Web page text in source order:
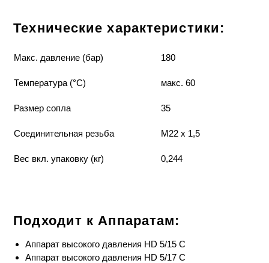
Технические характеристики:
Макс. давление (бар) 180
Температура (°C) макс. 60
Размер сопла 35
Соединительная резьба M22 x 1,5
Вес вкл. упаковку (кг) 0,244
Подходит к Аппаратам:
Аппарат высокого давления HD 5/15 C
Аппарат высокого давления HD 5/17 C